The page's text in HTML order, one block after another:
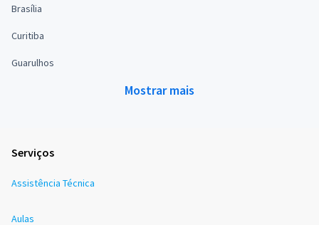
Brasília
Curitiba
Guarulhos
Mostrar mais
Serviços
Assistência Técnica
Aulas